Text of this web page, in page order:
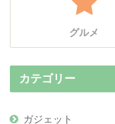
グルメ
カテゴリー
ガジェット